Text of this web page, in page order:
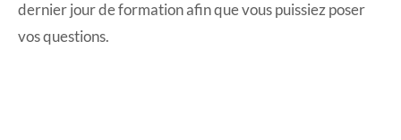
dernier jour de formation afin que vous puissiez poser
vos questions.